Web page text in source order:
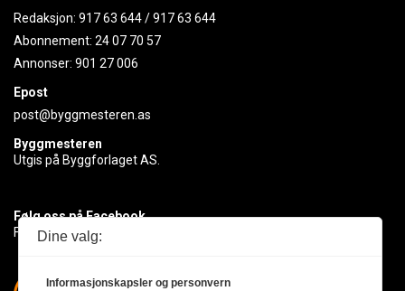
Redaksjon: 917 63 644/917 63 644
Abonnement: 24 07 70 57
Annonser: 901 27 006
Epost
post@byggmesteren.as
Byggmesteren
Utgis på Byggforlaget AS.
Følg oss på Facebook
Få med deg det siste innen byggebransjen
Dine valg:
Informasjonskapsler og personvern